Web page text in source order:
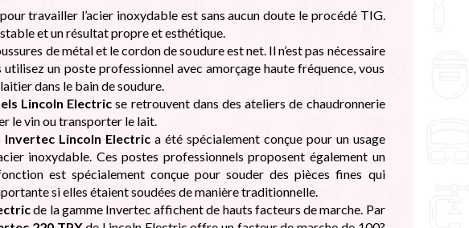
travailler l’acier inoxydable est sans aucun doute le procédé TIG.
et un résultat propre et esthétique.
de métal et le cordon de soudure est net. Il n’est pas nécessaire
un poste professionnel avec amorçage haute fréquence, vous
dans le bain de soudure.
Lincoln Electric se retrouvent dans des ateliers de chaudronnerie
le vin ou transporter le lait.
Lincoln Electrica été spécialement conçue pour un usage
inoxydable. Ces postes professionnels proposent également un
est spécialement conçue pour souder des pièces fines qui
si elles étaient soudées de manière traditionnelle.
de la gamme Invertec affichent de hauts facteurs de marche. Par